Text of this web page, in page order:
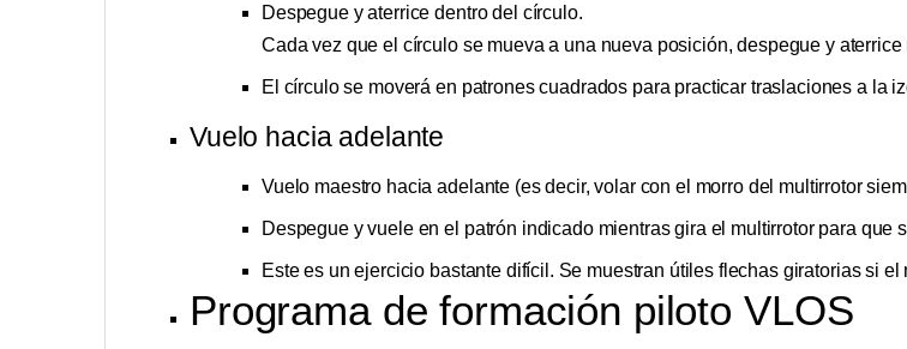
Despegue y aterrice dentro del círculo.
Cada vez que el círculo se mueva a una nueva posición, despegue y
El círculo se moverá en patrones cuadrados para practicar traslaciones a la
Vuelo hacia adelante
Vuelo maestro hacia adelante (es decir, volar con el morro del multirrotor
Despegue y vuele en el patrón indicado mientras gira el multirrotor para que
Este es un ejercicio bastante difícil. Se muestran útiles flechas giratorias si el
Programa de formación piloto VLOS